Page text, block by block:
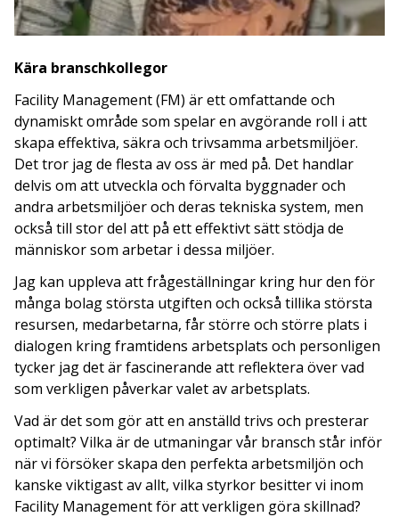
Kära branschkollegor
Facility Management (FM) är ett omfattande och
dynamiskt område som spelar en avgörande roll i att
skapa effektiva, säkra och trivsamma arbetsmiljöer.
Det tror jag de flesta av oss är med på. Det handlar
delvis om att utveckla och förvalta byggnader och
andra arbetsmiljöer och deras tekniska system, men
också till stor del att på ett effektivt sätt stödja de
människor som arbetar i dessa miljöer.
Jag kan uppleva att frågeställningar kring hur den för
många bolag största utgiften och också tillika största
resursen, medarbetarna, får större och större plats i
dialogen kring framtidens arbetsplats och personligen
tycker jag det är fascinerande att reflektera över vad
som verkligen påverkar valet av arbetsplats.
Vad är det som gör att en anställd trivs och presterar
optimalt? Vilka är de utmaningar vår bransch står inför
när vi försöker skapa den perfekta arbetsmiljön och
kanske viktigast av allt, vilka styrkor besitter vi inom
Facility Management för att verkligen göra skillnad?